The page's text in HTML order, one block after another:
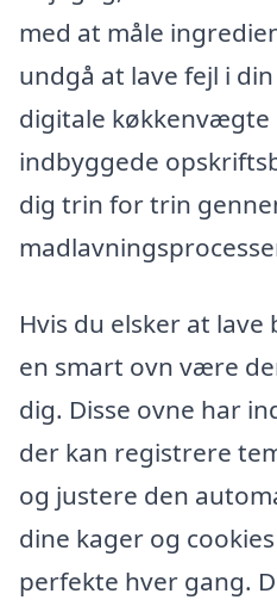
med at måle
undgå at lave fejl i
digitale køkkenvægte
indbyggede
dig trin for trin
Hvis du elsker at
en smart ovn være
dig. Disse ovne har
der kan registrere
og justere den
dine kager og
perfekte hver gang.